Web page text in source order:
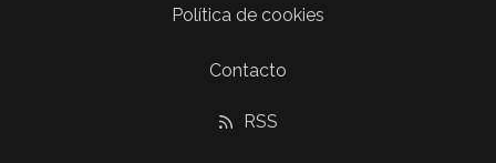
Política de cookies
Contacto
RSS